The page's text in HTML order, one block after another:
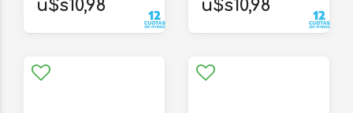
u$s10,98 u$s10,98